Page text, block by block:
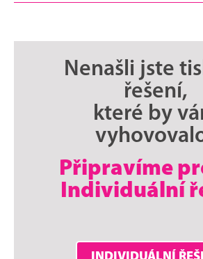
Nenašli jste
řešení,
které by
Připravíme
Individuální